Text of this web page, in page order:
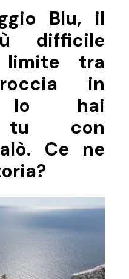
Blu, il
difficile
limite tra
in
lo hai
tu con
Ce ne